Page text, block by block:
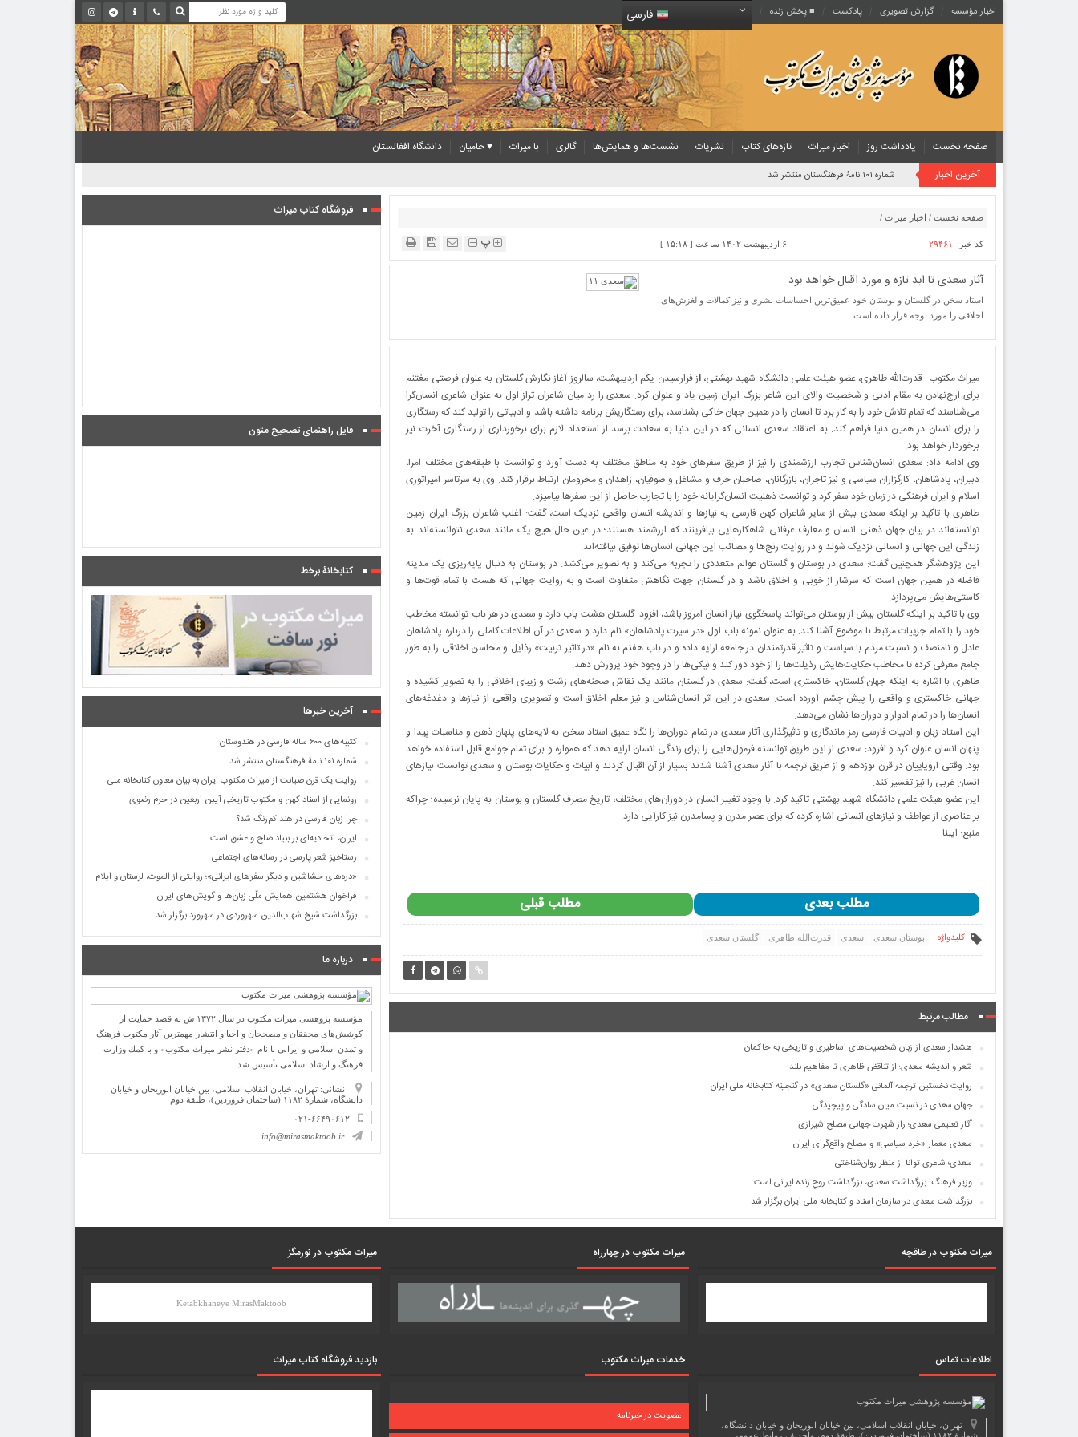
اخبار مؤسسه گزارش تصویری پادکست‌ ■ پخش زنده فارسی
صفحه نخست یادداشت روز اخبار میراث تازه‌های کتاب نشریات نشست‌ها و همایش‌ها گالری با میراث ♥ حامیان
دانشگاه افغانستان
آخرین اخبار
روایت یک قرن صیانت از میراث مکتوب ایران به بیان معاون کتابخانه ملی
صفحه نخست / اخبار میراث /
کد خبر: ۲۹۴۶۱ ۶ اردیبهشت ۱۴۰۲ ساعت [ ۱۵:۱۸ ]
پ
آثار سعدی تا ابد تازه و مورد اقبال خواهد بود
استاد سخن در گلستان و بوستان خود عمیق‌ترین احساسات بشری و نیز کمالات و لغزش‌های
اخلاقی را مورد توجه قرار داده است.
میراث مکتوب- قدرت‌الله طاهری، عضو هیئت علمی دانشگاه شهید بهشتی،از فرارسیدن یکم اردیبهشت، سالروز آغاز نگارش گلستان به عنوان فرصتی مغتنم
برای ارج‌نهادن به مقام ادبی و شخصیت والای این شاعر بزرگ ایران زمین یاد و عنوان کرد: سعدی را رد میان شاعران تراز اول به عنوان شاعری انسان‌گرا
می‌شناسند که تمام تلاش خود را به کار برد تا انسان را در همین جهان خاکی بشناسد، برای رستگاریش برنامه داشته باشد و ادبیاتی را تولید کند که رستگاری
را برای انسان در همین دنیا فراهم کند. به اعتقاد سعدی انسانی که در این دنیا به سعادت برسد از استعداد لازم برای برخورداری از رستگاری آخرت نیز
برخوردار خواهد بود.
وی ادامه داد: سعدی انسان‌شناس تجارب ارزشمندی را نیز از طریق سفرهای خود به مناطق مختلف به دست آورد و توانست با طبقه‌های مختلف امرا،
دبیران، پادشاهان، کارگزاران سیاسی و نیز تاجران، بازرگانان، صاحبان حرف و مشاغل و صوفیان، زاهدان و محرومان ارتباط برقرار کند. وی به سرتاسر امپراتوری
اسلام و ایران فرهنگی در زمان خود سفر کرد و توانست ذهنیت انسان‌گرایانه خود را با تجارب حاصل از این سفرها بیامیزد.
طاهری با تاکید بر اینکه سعدی بیش از سایر شاعران کهن فارسی به نیازها و اندیشه انسان واقعی نزدیک است، گفت: اغلب شاعران بزرگ ایران زمین
توانسته‌اند در بیان جهان ذهنی انسان و معارف عرفانی شاهکارهایی بیافرینند که ارزشمند هستند؛ در عین حال هیچ یک مانند سعدی نتوانسته‌اند به
زندگی این جهانی و انسانی نزدیک شوند و در روایت رنج‌ها و مصائب این جهانی انسان‌ها توفیق نیافته‌اند.
این پژوهشگر همچنین گفت: سعدی در بوستان و گلستان عوالم متعددی را تجربه می‌کند و به تصویر می‌کشد. در بوستان به دنبال پایه‌ریزی یک مدینه
فاضله در همین جهان است که سرشار از خوبی و اخلاق باشد و در گلستان جهت نگاهش متفاوت است و به روایت جهانی که هست با تمام قوت‌ها و
کاستی‌هایش می‌پردازد.
وی با تاکید بر اینکه گلستان بیش از بوستان می‌تواند پاسخگوی نیاز انسان امروز باشد، افزود: گلستان هشت باب دارد و سعدی در هر باب توانسته مخاطب
خود را با تمام جزییات مرتبط با موضوع آشنا کند. به عنوان نمونه باب اول «در سیرت پادشاهان» نام دارد و سعدی در آن اطلاعات کاملی را درباره پادشاهان
عادل و نامنصف و نسبت مردم با سیاست و تاثیر قدرتمندان در جامعه ارایه داده و در باب هفتم به نام «در تاثیر تربیت» رذایل و محاسن اخلاقی را به طور
جامع معرفی کرده تا مخاطب حکایت‌هایش رذیلت‌ها را از خود دور کند و نیکی‌ها را در وجود خود پرورش دهد.
طاهری با اشاره به اینکه جهان گلستان، خاکستری است، گفت: سعدی در گلستان مانند یک نقاش صحنه‌های زشت و زیبای اخلاقی را به تصویر کشیده و
جهانی خاکستری و واقعی را پیش چشم آورده است. سعدی در این اثر انسان‌شناس و نیز معلم اخلاق است و تصویری واقعی از نیازها و دغدغه‌های
انسان‌ها را در تمام ادوار و دوران‌ها نشان می‌دهد.
این استاد زبان و ادبیات فارسی رمز ماندگاری و تاثیرگذاری آثار سعدی در تمام دوران‌ها را نگاه عمیق استاد سخن به لایه‌های پنهان ذهن و مناسبات پیدا و
پنهان انسان عنوان کرد و افزود: سعدی از این طریق توانسته فرمول‌هایی را برای زندگی انسان ارایه دهد که همواره و برای تمام جوامع قابل استفاده خواهد
بود. وقتی اروپاییان در قرن نوزدهم و از طریق ترجمه با آثار سعدی آشنا شدند بسیار از آن اقبال کردند و ابیات و حکایات بوستان و سعدی توانست نیازهای
انسان غربی را نیز تفسیر کند.
این عضو هیئت علمی دانشگاه شهید بهشتی تاکید کرد: با وجود تغییر انسان‌ در دوران‌های مختلف، تاریخ مصرف گلستان و بوستان به پایان نرسیده؛ چراکه
بر عناصری از عواطف و نیازهای انسانی اشاره کرده که برای عصر مدرن و پسامدرن نیز کارآیی دارد.
منبع: ایبنا
مطلب قبلی مطلب بعدی
کلیدواژه : بوستان سعدی سعدی قدرت‌الله طاهری گلستان سعدی
مطالب مرتبط
هشدار سعدی از زبان شخصیت‌های اساطیری و تاریخی به حاکمان
شعر و اندیشه سعدی؛ از تناقض ظاهری تا مفاهیم بلند
روایت نخستین ترجمه آلمانی «گلستان سعدی» در گنجینه کتابخانه ملی ایران
جهان سعدی در نسبت میان سادگی و پیچیدگی
آثار تعلیمی سعدی؛ راز شهرت جهانی مصلح شیرازی
سعدی معمار «خرد سیاسی» و مصلح واقع‌گرای ایران
سعدی؛ شاعری توانا از منظر روان‌شناختی
وزیر فرهنگ: بزرگداشت سعدی، بزرگداشت روحِ زنده ایرانی است
بزرگداشت سعدی در سازمان اسناد و کتابخانه ملی ایران برگزار شد
فروشگاه کتاب میراث
فایل راهنمای تصحیح متون
کتابخانۀ برخط
آخرین خبرها
کتیبه‌های ۶۰۰ ساله فارسی در هندوستان
شماره ۱۰۱ نامۀ فرهنگستان منتشر شد
روایت یک قرن صیانت از میراث مکتوب ایران به بیان معاون کتابخانه ملی
رونمایی از اسناد کهن و مکتوب تاریخی آیین اربعین در حرم رضوی
چرا زبان فارسی در هند کم‌رنگ شد؟
ایران، اتحادیه‌ای بر بنیاد صلح و عشق است
رستاخیز شعر پارسی در رسانه‌های اجتماعی
«دره‌های حشاشین و دیگر سفرهای ایرانی»؛ روایتی از الموت، لرستان و ایلام
فراخوان هشتمین همایش ملّی زبان‌ها و گویش‌های ایران
بزرگداشت شیخ شهاب‌الدین سهروردی در سهرورد برگزار شد
درباره ما
مؤسسه پژوهشی میراث مكتوب در سال ۱۳۷۲ ش به قصد حمایت از
كوشش‌های محققان و مصححان و احیا و انتشار مهمترین آثار مكتوب فرهنگ
و تمدن اسلامی و ایرانی با نام «دفتر نشر میراث مكتوب» و با كمك وزارت
فرهنگ و ارشاد اسلامی تأسیس شد.
نشانی: تهران، خیابان انقلاب اسلامی، بین خیابان ابوریحان و خیابان
دانشگاه، شمارۀ ۱۱۸۲ (ساختمان فروردین)، طبقۀ دوم
۰۲۱-۶۶۴۹۰۶۱۲
info@mirasmaktoob.ir
میرات مکتوب در طاقچه
اطلاعات تماس
تهران، خیابان انقلاب اسلامی، بین خیابان ابوریحان و خیابان دانشگاه،
میرات مکتوب در چهارراه
خدمات میراث مکتوب
عضویت در خبرنامه
میرات مکتوب در نورمگز
Ketabkhaneye MirasMaktoob
بازدید فروشگاه کتاب میراث